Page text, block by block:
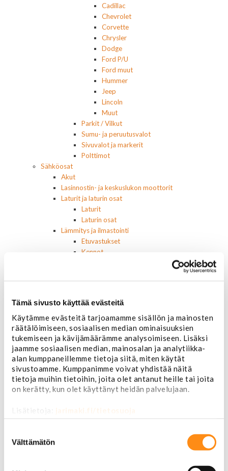
Tämä sivusto käyttää evästeitä
Käytämme evästeitä tarjoamamme sisällön ja mainosten
räätälöimiseen, sosiaalisen median ominaisuuksien
tukemiseen ja kävijämäärämme analysoimiseen. Lisäksi
jaamme sosiaalisen median, mainosalan ja analytiikka-
alan kumppaneillemme tietoja siitä, miten käytät
sivustoamme. Kumppanimme voivat yhdistää näitä
tietoja muihin tietoihin, joita olet antanut heille tai joita
on kerätty, kun olet käyttänyt heidän palvelujaan.
Lisätietoja: jarimaki.fi/tietosuoja
valinta
Välttämätön
Cadillac
Chevrolet
Corvette
Chrysler
Dodge
Ford P/U
Ford muut
Hummer
Jeep
Lincoln
Muut
Parkit / Vilkut
Sumu- ja peruutusvalot
Sivuvalot ja markerit
Polttimot
Sähköosat
Akut
Lasinnostin- ja keskuslukon moottorit
Laturit ja laturin osat
Laturit
Laturin osat
Lämmitys ja ilmastointi
Etuvastukset
Kennot
Moottorit
Muut
Ohjainlaitteet
Startit ja startin osat
Starttimoottorit
Starttimoottorin osat
Sytytysosat
Sähköosat
Ajovalokytkimet
Jarruvalokytkimet